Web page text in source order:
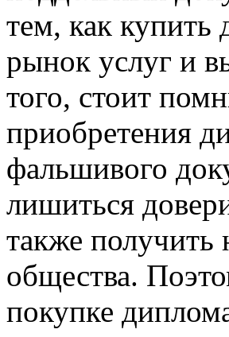
тем, как купить
рынок услуг и
того, стоит
приобретения
фальшивого
лишиться
также получить
общества.
покупке